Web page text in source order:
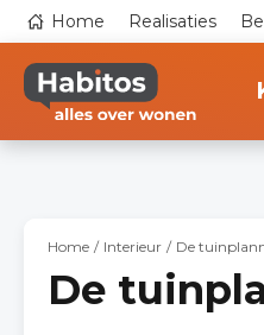
naar
inhoud
gaan
Top
navigation
Home Realisaties
Home Interieur De
De